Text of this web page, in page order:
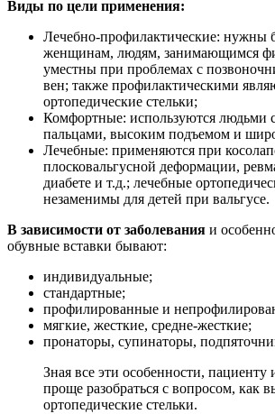
Виды по цели применения:
Лечебно-профилактические: нужны
женщинам, людям, занимающимся
уместны при проблемах с
вен; также профилактическими
ортопедические стельки;
Комфортные: используются людьми
пальцами, высоким подъемом и
Лечебные: применяются при
плосковальгусной деформации,
диабете и т.д.; лечебные
незаменимы для детей при вальгусе.
В зависимости от заболевания и
обувные вставки бывают:
индивидуальные;
стандартные;
профилированные и
мягкие, жесткие, средне-жесткие;
пронаторы, супинаторы,
Зная все эти особенности, пациенту
проще разобраться с вопросом, как
ортопедические стельки.